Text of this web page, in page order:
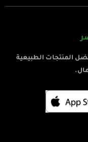
المنتجات الطبيعية